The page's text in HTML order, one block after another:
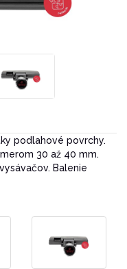
podlahové povrchy.
30 až 40 mm.
Balenie